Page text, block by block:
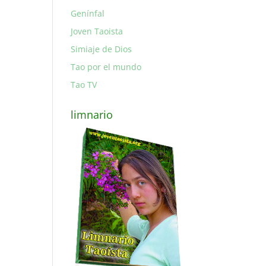
Genínfal
Joven Taoista
Simiaje de Dios
Tao por el mundo
Tao TV
limnario